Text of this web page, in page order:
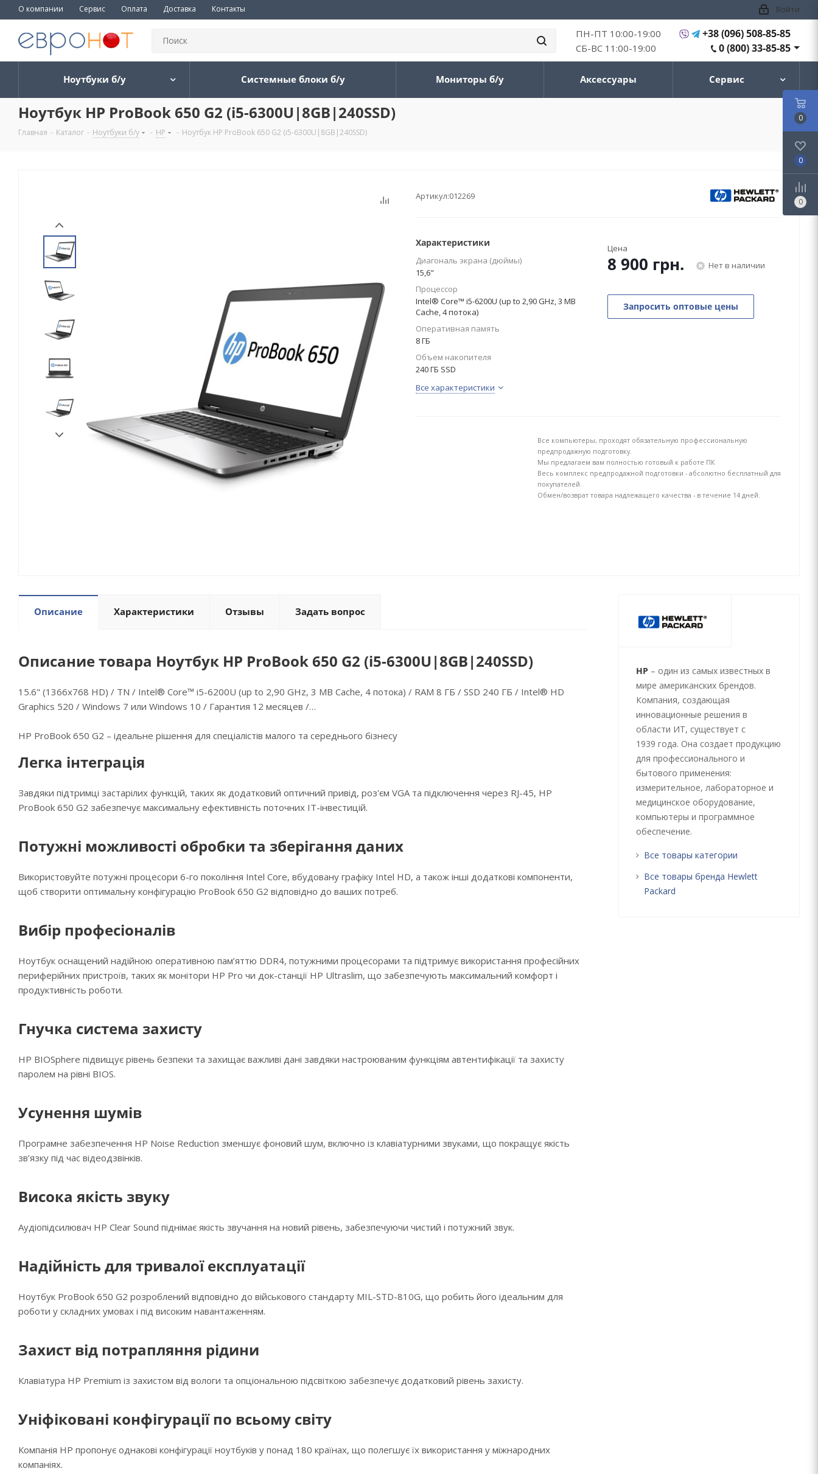
О компании Сервис Оплата Доставка Контакты Войти
ПН-ПТ 10:00-19:00
СБ-ВС 11:00-19:00
+38 (096) 508-85-85
0 (800) 33-85-85
Ноутбуки б/у Системные блоки б/у Мониторы б/у Аксессуары Сервис
Ноутбук HP ProBook 650 G2 (i5-6300U|8GB|240SSD)
Главная - Каталог - Ноутбуки б/у - HP - Ноутбук HP ProBook 650 G2 (i5-6300U|8GB|240SSD)
Артикул:012269
Характеристики
Диагональ экрана (дюймы)
15,6"
Процессор
Intel® Core™ i5-6200U (up to 2,90 GHz, 3 MB
Cache, 4 потока)
Оперативная память
8 ГБ
Объем накопителя
240 ГБ SSD
Все характеристики
Цена
8 900 грн. Нет в наличии
Запросить оптовые цены
Все компьютеры, проходят обязательную профессиональную
предпродажную подготовку.
Мы предлагаем вам полностью готовый к работе ПК
Весь комплекс предпродажной подготовки - абсолютно бесплатный для
покупателей.
Обмен/возврат товара надлежащего качества - в течение 14 дней.
Описание Характеристики Отзывы Задать вопрос
Описание товара Ноутбук HP ProBook 650 G2 (i5-6300U|8GB|240SSD)
15.6" (1366x768 HD) / TN / Intel® Core™ i5-6200U (up to 2,90 GHz, 3 MB Cache, 4 потока) / RAM 8 ГБ / SSD 240 ГБ / Intel® HD
Graphics 520 / Windows 7 или Windows 10 / Гарантия 12 месяцев /…
HP ProBook 650 G2 – ідеальне рішення для спеціалістів малого та середнього бізнесу
Легка інтеграція
Завдяки підтримці застарілих функцій, таких як додатковий оптичний привід, роз'єм VGA та підключення через RJ-45, HP
ProBook 650 G2 забезпечує максимальну ефективність поточних ІТ-інвестицій.
Потужні можливості обробки та зберігання даних
Використовуйте потужні процесори 6-го покоління Intel Core, вбудовану графіку Intel HD, а також інші додаткові компоненти,
щоб створити оптимальну конфігурацію ProBook 650 G2 відповідно до ваших потреб.
Вибір професіоналів
Ноутбук оснащений надійною оперативною пам’яттю DDR4, потужними процесорами та підтримує використання професійних
периферійних пристроїв, таких як монітори HP Pro чи док-станції HP Ultraslim, що забезпечують максимальний комфорт і
продуктивність роботи.
Гнучка система захисту
HP BIOSphere підвищує рівень безпеки та захищає важливі дані завдяки настроюваним функціям автентифікації та захисту
паролем на рівні BIOS.
Усунення шумів
Програмне забезпечення HP Noise Reduction зменшує фоновий шум, включно із клавіатурними звуками, що покращує якість
зв’язку під час відеодзвінків.
Висока якість звуку
Аудіопідсилювач HP Clear Sound піднімає якість звучання на новий рівень, забезпечуючи чистий і потужний звук.
Надійність для тривалої експлуатації
Ноутбук ProBook 650 G2 розроблений відповідно до військового стандарту MIL-STD-810G, що робить його ідеальним для
роботи у складних умовах і під високим навантаженням.
Захист від потрапляння рідини
Клавіатура HP Premium із захистом від вологи та опціональною підсвіткою забезпечує додатковий рівень захисту.
Уніфіковані конфігурації по всьому світу
Компанія HP пропонує однакові конфігурації ноутбуків у понад 180 країнах, що полегшує їх використання у міжнародних
компаніях.
HP – один из самых известных в
мире американских брендов.
Компания, создающая
инновационные решения в
области ИТ, существует с
1939 года. Она создает продукцию
для профессионального и
бытового применения:
измерительное, лабораторное и
медицинское оборудование,
компьютеры и программное
обеспечение.
Все товары категории
Все товары бренда Hewlett
Packard
0
0
0